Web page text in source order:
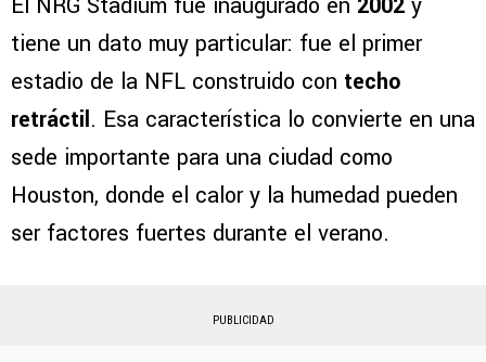
El NRG Stadium fue inaugurado en 2002 y
tiene un dato muy particular: fue el primer
estadio de la NFL construido con techo
retráctil. Esa característica lo convierte en una
sede importante para una ciudad como
Houston, donde el calor y la humedad pueden
ser factores fuertes durante el verano.
PUBLICIDAD